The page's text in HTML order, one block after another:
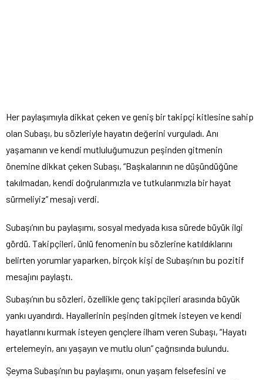
Her paylaşımıyla dikkat çeken ve geniş bir takipçi kitlesine sahip
olan Subaşı, bu sözleriyle hayatın değerini vurguladı. Anı
yaşamanın ve kendi mutluluğumuzun peşinden gitmenin
önemine dikkat çeken Subaşı, “Başkalarının ne düşündüğüne
takılmadan, kendi doğrularımızla ve tutkularımızla bir hayat
sürmeliyiz” mesajı verdi.
Subaşı’nın bu paylaşımı, sosyal medyada kısa sürede büyük ilgi
gördü. Takipçileri, ünlü fenomenin bu sözlerine katıldıklarını
belirten yorumlar yaparken, birçok kişi de Subaşı’nın bu pozitif
mesajını paylaştı.
Subaşı’nın bu sözleri, özellikle genç takipçileri arasında büyük
yankı uyandırdı. Hayallerinin peşinden gitmek isteyen ve kendi
hayatlarını kurmak isteyen gençlere ilham veren Subaşı, “Hayatı
ertelemeyin, anı yaşayın ve mutlu olun” çağrısında bulundu.
Şeyma Subaşı’nın bu paylaşımı, onun yaşam felsefesini ve